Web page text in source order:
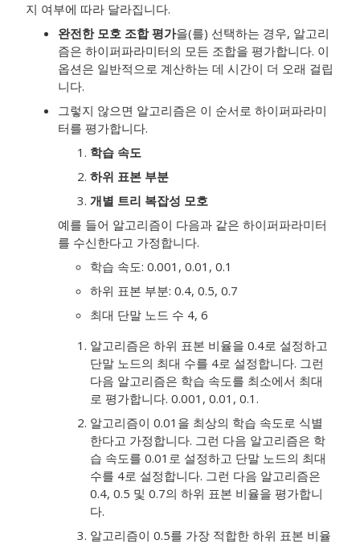
지 여부에 따라 달라집니다.
완전한 모호 조합 평가을(를) 선택하는 경우, 알고리
즘은 하이퍼파라미터의 모든 조합을 평가합니다. 이
옵션은 일반적으로 계산하는 데 시간이 더 오래 걸립
니다.
그렇지 않으면 알고리즘은 이 순서로 하이퍼파라미
터를 평가합니다.
학습 속도
하위 표본 부분
개별 트리 복잡성 모호
예를 들어 알고리즘이 다음과 같은 하이퍼파라미터
를 수신한다고 가정합니다.
학습 속도: 0.001, 0.01, 0.1
하위 표본 부분: 0.4, 0.5, 0.7
최대 단말 노드 수 4, 6
알고리즘은 하위 표본 비율을 0.4로 설정하고
단말 노드의 최대 수를 4로 설정합니다. 그런
다음 알고리즘은 학습 속도를 최소에서 최대
로 평가합니다. 0.001, 0.01, 0.1.
알고리즘이 0.01을 최상의 학습 속도로 식별
한다고 가정합니다. 그런 다음 알고리즘은 학
습 속도를 0.01로 설정하고 단말 노드의 최대
수를 4로 설정합니다. 그런 다음 알고리즘은
0.4, 0.5 및 0.7의 하위 표본 비율을 평가합니
다.
알고리즘이 0.5를 가장 적합한 하위 표본 비율